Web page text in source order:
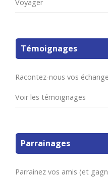
Voyager
Témoignages
Racontez-nous vos
Voir les témoignages
Parrainages
Parrainez vos amis (et